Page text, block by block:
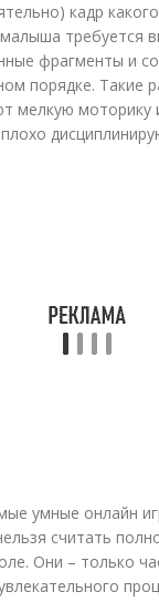
кадр
требуется
фрагменты и
порядке. Такие
мелкую моторику
умные онлайн
считать
Они – только